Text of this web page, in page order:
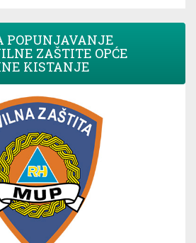
POPUNJAVANJE
ZAŠTITE OPĆE
KISTANJE